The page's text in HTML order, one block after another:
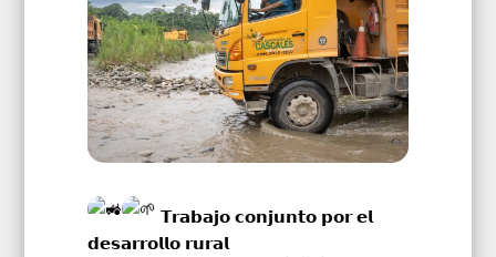
𝗧𝗿𝗮𝗯𝗮𝗷𝗼 𝗰𝗼𝗻𝗷𝘂𝗻𝘁𝗼 𝗽𝗼𝗿 𝗲𝗹
𝗱𝗲𝘀𝗮𝗿𝗿𝗼𝗹𝗹𝗼 𝗿𝘂𝗿𝗮𝗹